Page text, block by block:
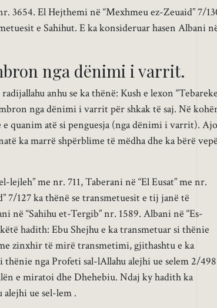
3654. El Hejthemi në “Mexhmeu ez-Zeuaid” 7/
e Sahihut. E ka konsideruar hasen Albani
nga dënimi i varrit.
anhu se ka thënë: Kush e lexon
nga dënimi i varrit për shkak të saj. Në
quanim atë si penguesja (nga dënimi i varrit). Ajo
ka marrë shpërblime të mëdha dhe ka bërë
me nr. 711, Taberani në “El Eusat” me nr.
7/127 ka thënë se transmetuesit e tij janë të
në “Sahihu et-Tergib” nr. 1589. Albani në “Es-
hadith: Ebu Shejhu e ka transmetuar si thënie
zinxhir të mirë transmetimi, gjithashtu e ka
nga Profeti sal-lAllahu alejhi ue selem 2/
e miratoi dhe Dhehebiu. Ndaj ky hadith ka
ue sel-lem .